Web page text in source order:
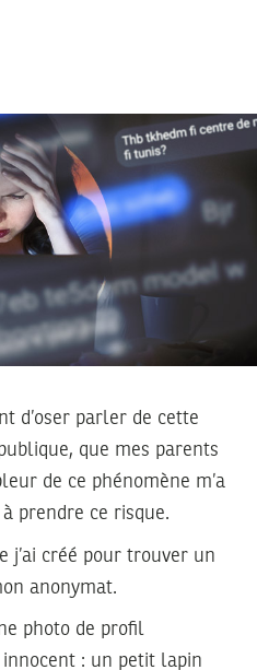
d’oser parler de cette
que mes parents
de ce phénomène m’a
prendre ce risque.
j’ai créé pour trouver un
anonymat.
photo de profil
: un petit lapin